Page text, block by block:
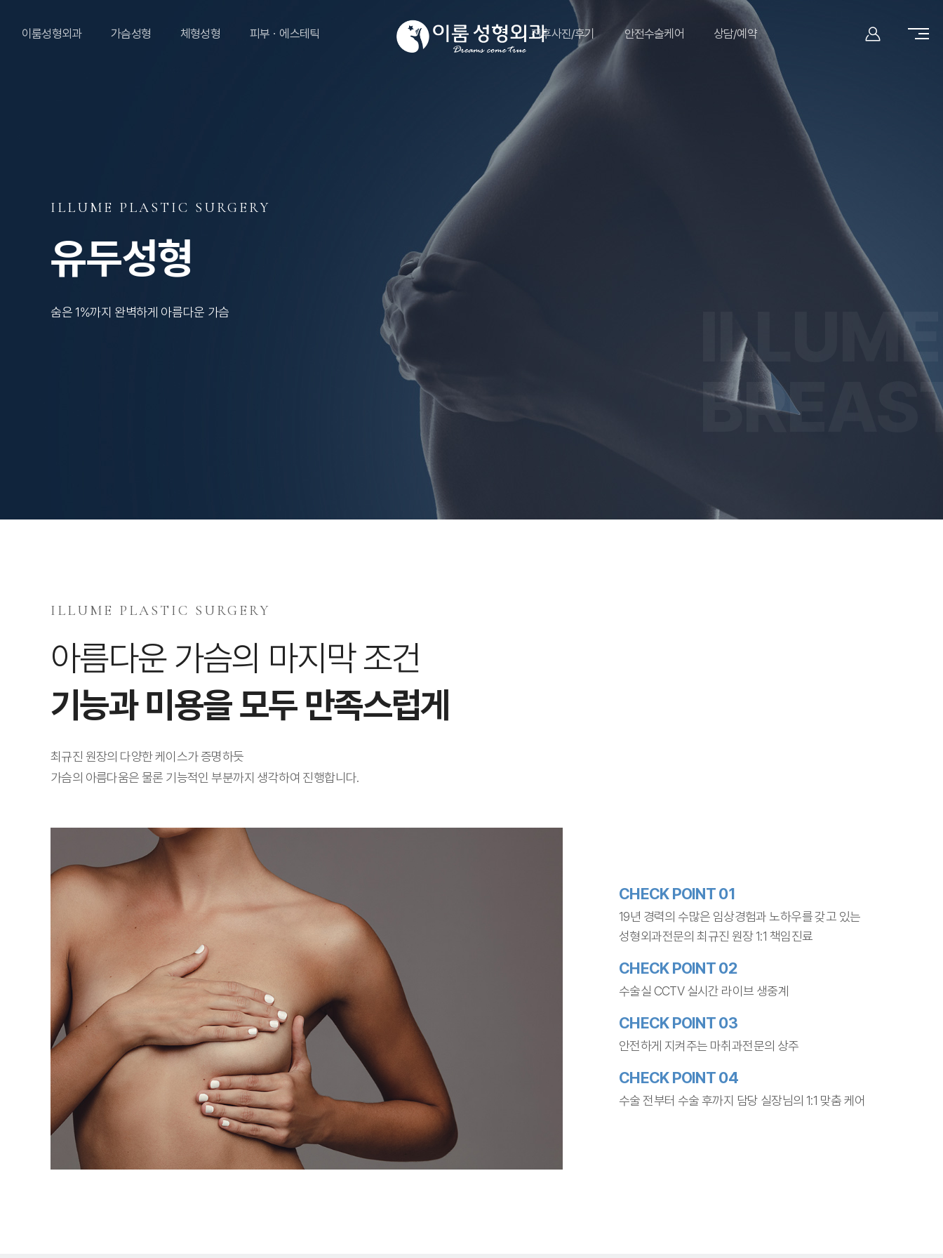
이룸성형외과 가슴성형 체형성형 피부ㆍ에스테틱 전후사진/후기 안전수술케어 상담/예약
ILLUME PLASTIC SURGERY
유두성형
숨은 1%까지 완벽하게 아름다운 가슴
ILLUME
ILLUME PLASTIC SURGERY
아름다운 가슴의 마지막 조건
기능과 미용을 모두 만족스럽게
최규진 원장의 다양한 케이스가 증명하듯
가슴의 아름다움은 물론 기능적인 부분까지 생각하여 진행합니다.
CHECK POINT 01
19년 경력의 수많은 임상경험과 노하우를 갖고 있는
성형외과전문의 최규진 원장 1:1 책임진료
CHECK POINT 02
수술실 CCTV 실시간 라이브 생중계
CHECK POINT 03
안전하게 지켜주는 마취과전문의 상주
CHECK POINT 04
수술 전부터 수술 후까지 담당 실장님의 1:1 맞춤 케어